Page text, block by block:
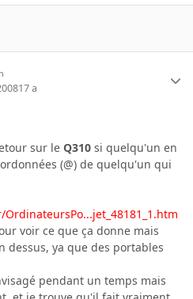
17 a
sur le Q310 si quelqu'un en
(@) de quelqu'un qui
voir ce que ça donne mais
dessus, ya que des portables
pendant un temps mais